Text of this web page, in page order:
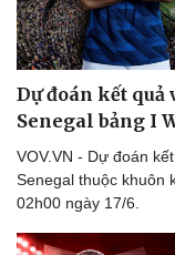
Dự đoán kết
Senegal bảng I
VOV.VN - Dự đoán
Senegal thuộc khuôn
02h00 ngày 17/6.